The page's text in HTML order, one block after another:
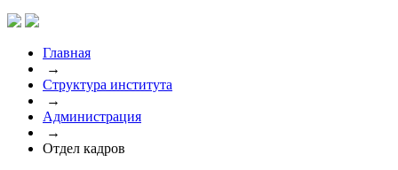
Главная
→
Структура института
→
Администрация
→
Отдел кадров